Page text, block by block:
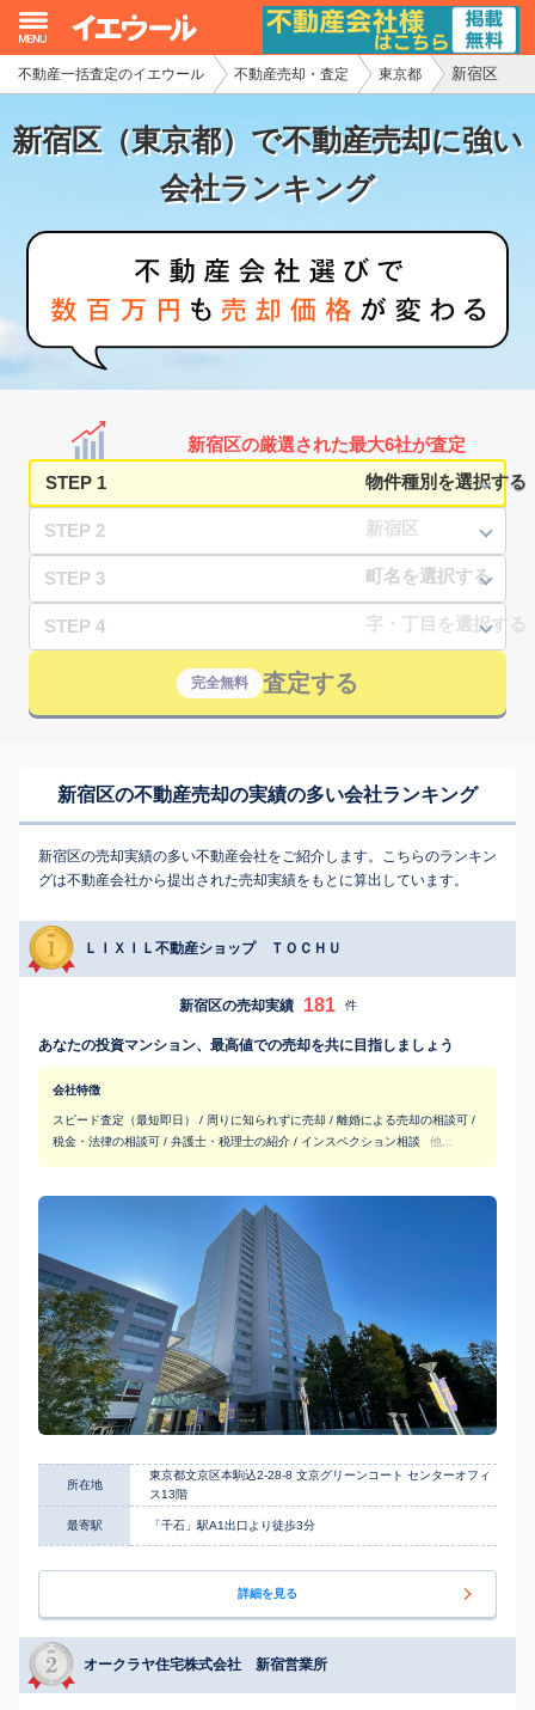
不動産一括査定のイエウール 不動産売却・査定 東京都 新宿区
新宿区（東京都）で不動産売却に強い
会社ランキング
新宿区の厳選された最大6社が査定
STEP 1
STEP 2
STEP 3
STEP 4
完全無料 査定する
新宿区の不動産売却の実績の多い会社ランキング
新宿区の売却実績の多い不動産会社をご紹介します。こちらのランキン
グは不動産会社から提出された売却実績をもとに算出しています。
ＬＩＸＩＬ不動産ショップ ＴＯＣＨＵ
新宿区の売却実績 181 件
あなたの投資マンション、最高値での売却を共に目指しましょう
会社特徴
スピード査定（最短即日） / 周りに知られずに売却 / 離婚による売却の相談可 /
税金・法律の相談可 / 弁護士・税理士の紹介 / インスペクション相談
他...
所在地
東京都文京区本駒込2-28-8 文京グリーンコート センターオフィ
ス13階
最寄駅 「千石」駅A1出口より徒歩3分
詳細を見る
オークラヤ住宅株式会社 新宿営業所
イエウール加盟希望の不動産会社様
初めての方へ
不動産の売却・一括査定
家査定シミュレーター
お問い合わせ